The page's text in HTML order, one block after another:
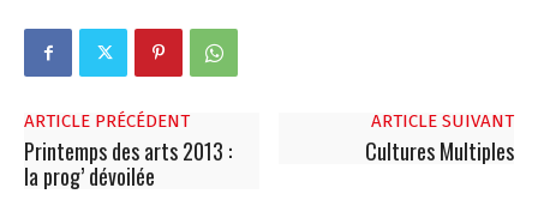
ARTICLE PRÉCÉDENT
Printemps des arts 2013 :
la prog’ dévoilée
ARTICLE SUIVANT
Cultures Multiples